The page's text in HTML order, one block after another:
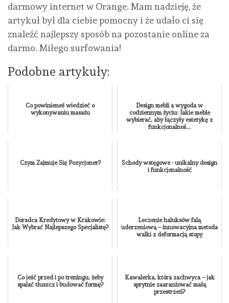
darmowy internet w Orange. Mam nadzieję, że
artykuł był dla ciebie pomocny i że udało ci się
znaleźć najlepszy sposób na pozostanie online za
darmo. Miłego surfowania!
Podobne artykuły:
Co powinieneś wiedzieć o
wykonywaniu masażu
Design mebli a wygoda w
codziennym życiu: Jakie meble
wybierać, aby łączyły estetykę z
funkcjonalnoś...
Czym Zajmuje Się Pozycjoner?
Schody wstęgowe - unikalny design
i funkcjonalność
Doradca Kredytowy w Krakowie:
Jak Wybrać Najlepszego Specjalistę?
Leczenie haluksów falą
uderzeniową – innowacyjna metoda
walki z deformacją stopy
Co jeść przed i po treningu, żeby
spalać tłuszcz i budować formę?
Kawalerka, która zachwyca – jak
sprytnie zaaranżować małą
przestrzeń?